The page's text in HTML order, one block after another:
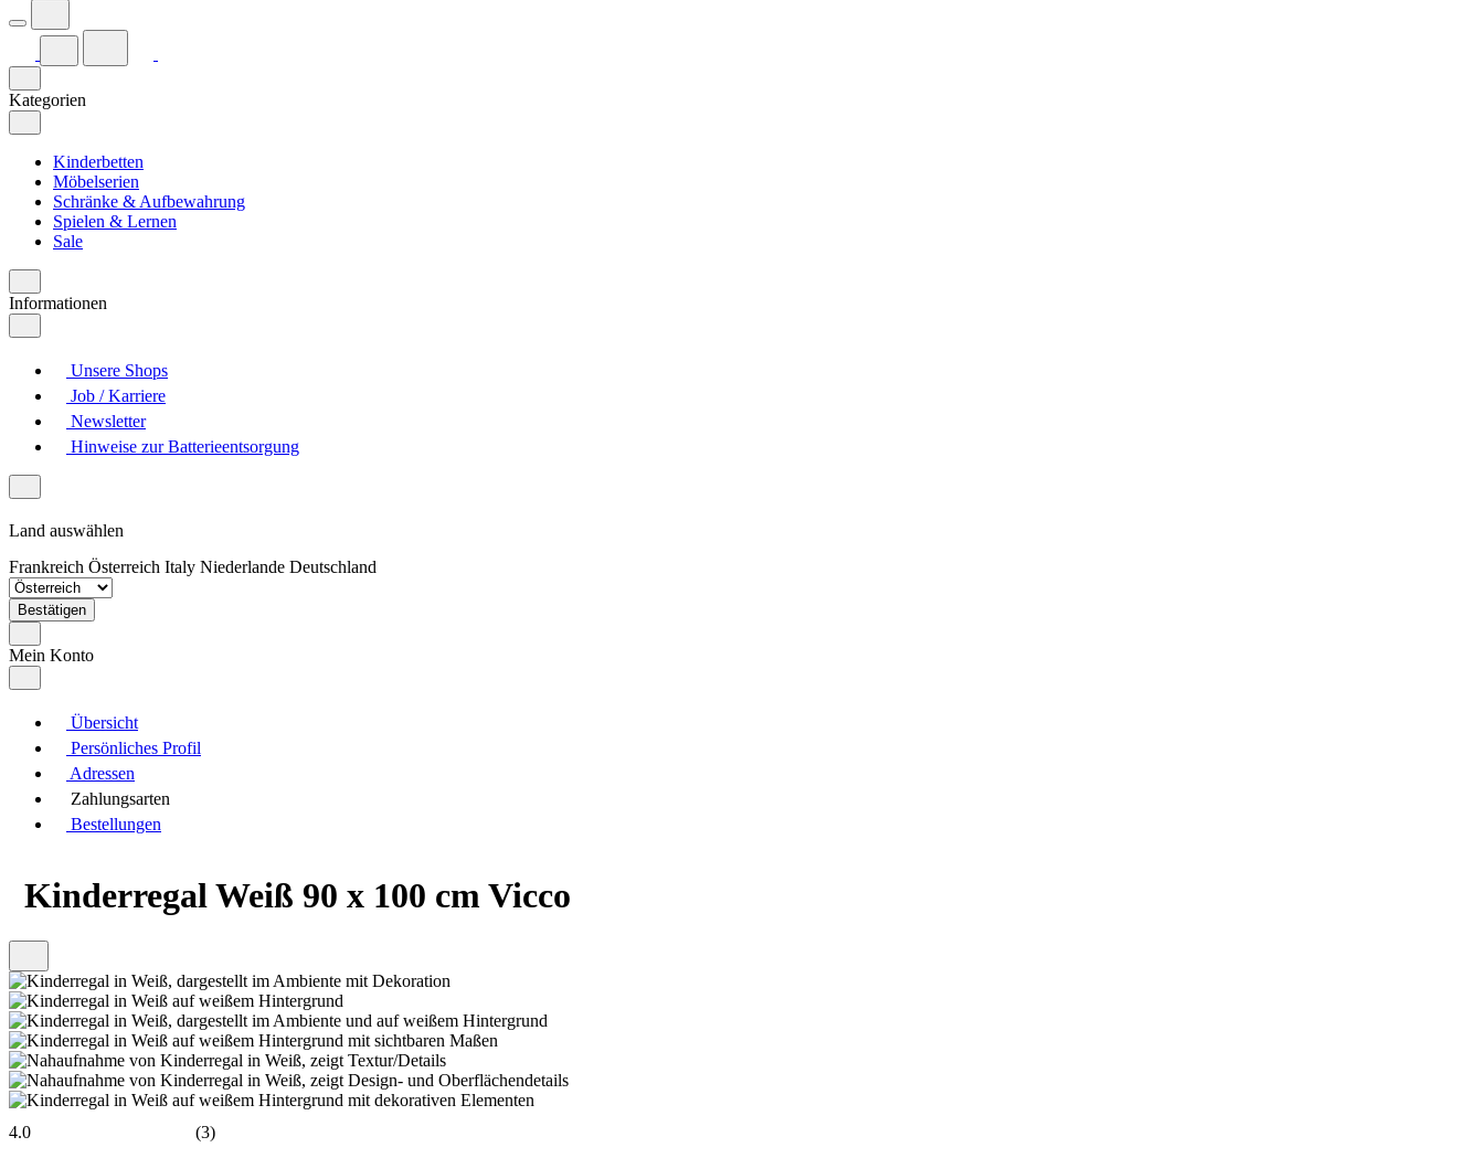
Kategorien
Kinderbetten
Möbelserien
Schränke & Aufbewahrung
Spielen & Lernen
Sale
Informationen
Unsere Shops
Job / Karriere
Newsletter
Hinweise zur Batterieentsorgung
Land auswählen
Frankreich Österreich Italy Niederlande Deutschland
Bestätigen
Mein Konto
Übersicht
Persönliches Profil
Adressen
Zahlungsarten
Bestellungen
Kinderregal Weiß 90 x 100 cm Vicco
4.0
(3)